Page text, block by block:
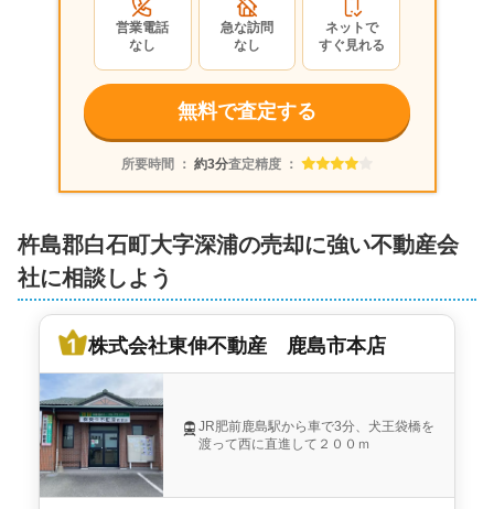
営業電話
なし
急な訪問
なし
ネットで
すぐ見れる
無料で査定する
所要時間 ： 約3分査定精度 ：
杵島郡白石町大字深浦の売却に強い不動産会
社に相談しよう
株式会社東伸不動産 鹿島市本店
JR肥前鹿島駅から車で3分、犬王袋橋を
渡って西に直進して２００ｍ